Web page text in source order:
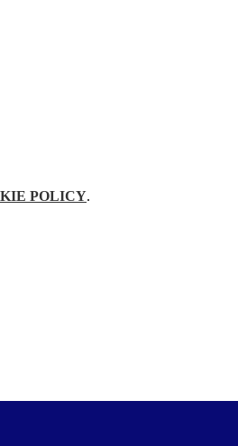
POLICY.